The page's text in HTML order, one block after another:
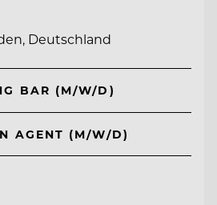
Deutschland
BAR (M/W/D)
AGENT (M/W/D)